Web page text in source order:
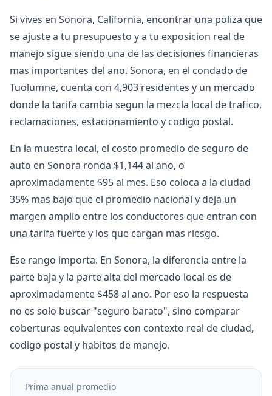
Si vives en Sonora, California, encontrar una poliza que
se ajuste a tu presupuesto y a tu exposicion real de
manejo sigue siendo una de las decisiones financieras
mas importantes del ano. Sonora, en el condado de
Tuolumne, cuenta con 4,903 residentes y un mercado
donde la tarifa cambia segun la mezcla local de trafico,
reclamaciones, estacionamiento y codigo postal.
En la muestra local, el costo promedio de seguro de
auto en Sonora ronda $1,144 al ano, o
aproximadamente $95 al mes. Eso coloca a la ciudad
35% mas bajo que el promedio nacional y deja un
margen amplio entre los conductores que entran con
una tarifa fuerte y los que cargan mas riesgo.
Ese rango importa. En Sonora, la diferencia entre la
parte baja y la parte alta del mercado local es de
aproximadamente $458 al ano. Por eso la respuesta
no es solo buscar "seguro barato", sino comparar
coberturas equivalentes con contexto real de ciudad,
codigo postal y habitos de manejo.
Prima anual promedio